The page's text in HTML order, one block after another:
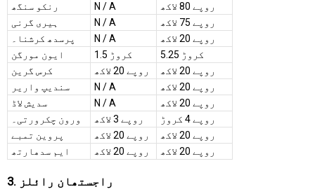
رنکو سنگھ
N / A
روپے 80 لاکھ
ہیری گرنی
N / A
روپے 75 لاکھ
پرسدھ کرشنا۔
N / A
روپے 20 لاکھ
ایون مورگن
1.5 کروڑ
5.25 کروڑ
کرس گرین
روپے 20 لاکھ
روپے 20 لاکھ
سندیپ واریر
N / A
روپے 20 لاکھ
سدیش لاڈ
N / A
روپے 20 لاکھ
ورون چکرورتی۔
روپے 3 لاکھ
روپے 4 کروڑ
پروین تمبے
روپے 20 لاکھ
روپے 20 لاکھ
ایم سدھارتھ
روپے 20 لاکھ روپے 20 لاکھ
3. راجستھان رائلز